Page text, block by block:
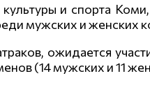
и спорта
мужских и женских
ожидается
(14 мужских и 11